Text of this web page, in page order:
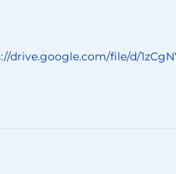
drive.google.com/file/d/